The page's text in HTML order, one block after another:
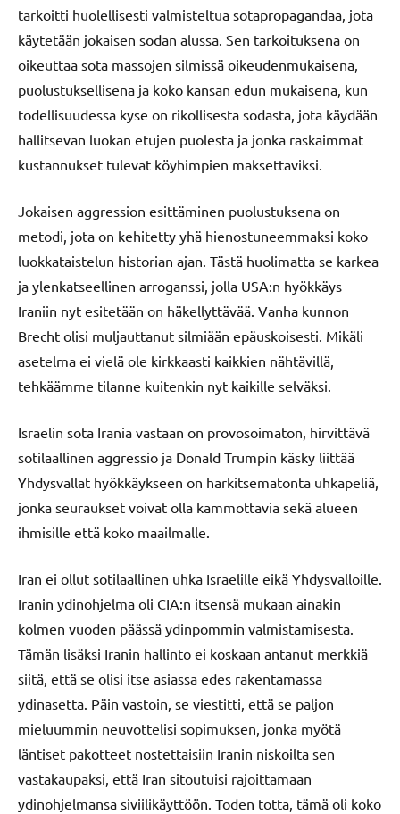
tarkoitti huolellisesti valmisteltua sotapropagandaa, jota
käytetään jokaisen sodan alussa. Sen tarkoituksena on
oikeuttaa sota massojen silmissä oikeudenmukaisena,
puolustuksellisena ja koko kansan edun mukaisena, kun
todellisuudessa kyse on rikollisesta sodasta, jota käydään
hallitsevan luokan etujen puolesta ja jonka raskaimmat
kustannukset tulevat köyhimpien maksettaviksi.
Jokaisen aggression esittäminen puolustuksena on
metodi, jota on kehitetty yhä hienostuneemmaksi koko
luokkataistelun historian ajan. Tästä huolimatta se karkea
ja ylenkatseellinen arroganssi, jolla USA:n hyökkäys
Iraniin nyt esitetään on häkellyttävää. Vanha kunnon
Brecht olisi muljauttanut silmiään epäuskoisesti. Mikäli
asetelma ei vielä ole kirkkaasti kaikkien nähtävillä,
tehkäämme tilanne kuitenkin nyt kaikille selväksi.
Israelin sota Irania vastaan on provosoimaton, hirvittävä
sotilaallinen aggressio ja Donald Trumpin käsky liittää
Yhdysvallat hyökkäykseen on harkitsematonta uhkapeliä,
jonka seuraukset voivat olla kammottavia sekä alueen
ihmisille että koko maailmalle.
Iran ei ollut sotilaallinen uhka Israelille eikä Yhdysvalloille.
Iranin ydinohjelma oli CIA:n itsensä mukaan ainakin
kolmen vuoden päässä ydinpommin valmistamisesta.
Tämän lisäksi Iranin hallinto ei koskaan antanut merkkiä
siitä, että se olisi itse asiassa edes rakentamassa
ydinasetta. Päin vastoin, se viestitti, että se paljon
mieluummin neuvottelisi sopimuksen, jonka myötä
läntiset pakotteet nostettaisiin Iranin niskoilta sen
vastakaupaksi, että Iran sitoutuisi rajoittamaan
ydinohjelmansa siviilikäyttöön. Toden totta, tämä oli koko